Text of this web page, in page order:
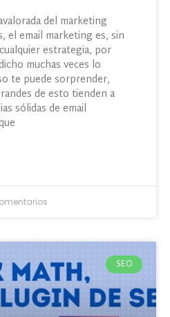
del marketing
el email marketing es, sin
estrategia, por
muchas veces lo
te puede sorprender,
de esto tienden a
sólidas de email
SEO